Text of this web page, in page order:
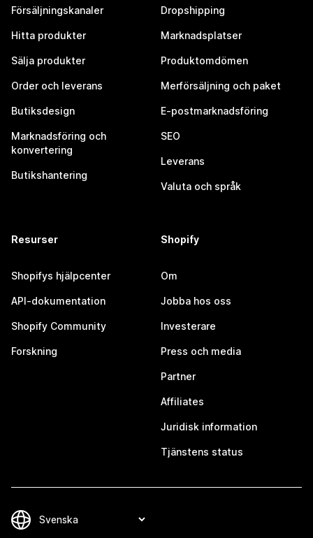
Försäljningskanaler
Hitta produkter
Sälja produkter
Order och leverans
Butiksdesign
Marknadsföring och
konvertering
Butikshantering
Dropshipping
Marknadsplatser
Produktomdömen
Merförsäljning och paket
E-postmarknadsföring
SEO
Leverans
Valuta och språk
Resurser
Shopifys hjälpcenter
API-dokumentation
Shopify Community
Forskning
Shopify
Om
Jobba hos oss
Investerare
Press och media
Partner
Affiliates
Juridisk information
Tjänstens status